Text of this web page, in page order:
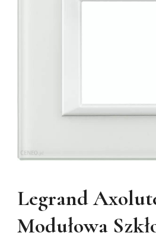
Legrand
Modułowa